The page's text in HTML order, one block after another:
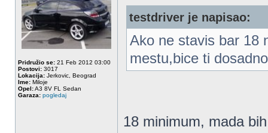
Pridružio se: 21 Feb 2012 03:00
Postovi: 3017
Lokacija: Jerkovic, Beograd
Ime: Miloje
Opel:A3 8V FL Sedan
Garaza: pogledaj
testdriver je napisao:
Ako ne stavis bar 18
mestu,bice ti
18 minimum, mada